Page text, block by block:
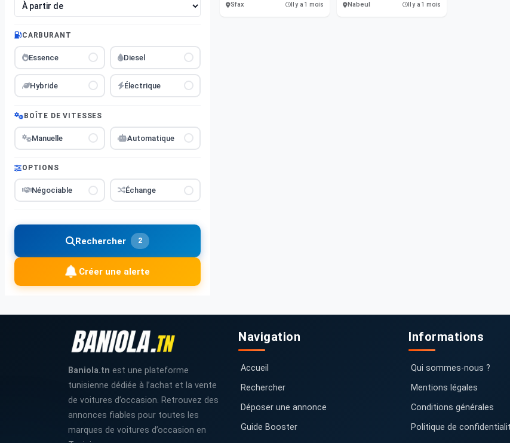
CARBURANT
Essence Diesel
Hybride Électrique
BOÎTE DE VITESSES
Manuelle Automatique
OPTIONS
Négociable Échange
Rechercher 2
Créer une alerte
Sfax Il y a 1 mois Nabeul Il y a 1 mois
Baniola.tn est une plateforme
tunisienne dédiée à l’achat et la vente
de voitures d’occasion. Retrouvez des
annonces fiables pour toutes les
marques de voitures d’occasion en
Navigation
Accueil
Rechercher
Déposer une annonce
Guide Booster
Informations
Qui sommes-nous ?
Mentions légales
Conditions générales
Politique de